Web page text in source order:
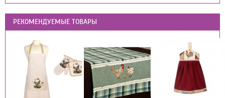
РЕКОМЕНДУЕМЫЕ ТОВАРЫ